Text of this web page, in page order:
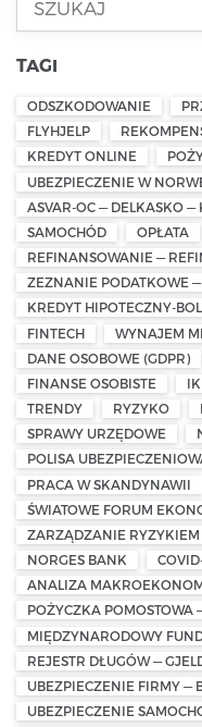
TAGI
ODSZKODOWANIE
FLYHJELP
KREDYT ONLINE
UBEZPIECZENIE W
ASVAR-OC — DELKASKO —
SAMOCHÓD
OPŁATA
REFINANSOWANIE —
ZEZNANIE PODATKOWE —
KREDYT HIPOTECZNY-
FINTECH
WYNAJEM
DANE OSOBOWE (GDPR)
FINANSE OSOBISTE
TRENDY
RYZYKO
SPRAWY URZĘDOWE
POLISA
PRACA W SKANDYNAWII
ŚWIATOWE FORUM
ZARZĄDZANIE RYZYKIEM
NORGES BANK
ANALIZA
POŻYCZKA POMOSTOWA
MIĘDZYNARODOWY
REJESTR DŁUGÓW —
UBEZPIECZENIE FIRMY —
UBEZPIECZENIE